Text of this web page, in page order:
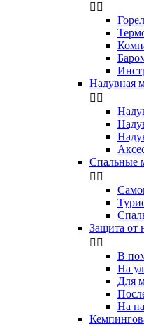
 
Надувная
 
Спальные
 
Защита от
 
В
На
Для
На